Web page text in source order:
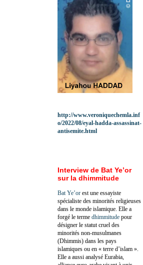
http://www.veroniquechemla.inf
o/2022/08/eyal-hadda-assassinat-
antisemite.html
Interview de Bat Ye’or
sur la dhimmitude
Bat Ye’or est une essayiste
spécialiste des minorités religieuses
dans le monde islamique. Elle a
forgé le terme dhimmitude pour
désigner le statut cruel des
minorités non-musulmanes
(Dhimmis) dans les pays
islamiques ou en « terre d’islam ».
Elle a aussi analysé Eurabia,